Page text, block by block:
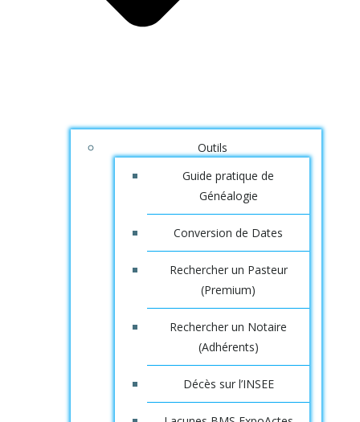
Outils
Guide pratique de
Généalogie
Conversion de Dates
Rechercher un Pasteur
(Premium)
Rechercher un Notaire
(Adhérents)
Décès sur l’INSEE